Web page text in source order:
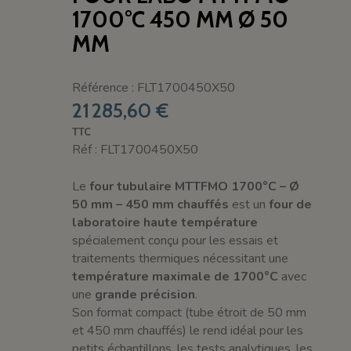
1700°C 450 MM Ø 50
MM
Référence : FLT1700450X50
21 285,60 €
TTC
Réf : FLT1700450X50
Lefour tubulaire MTTFMO 1700°C – Ø
50 mm – 450 mm chauffés est unfour de
laboratoire haute température
spécialement conçu pour les essais et
traitements thermiques nécessitant une
température maximale de 1700°C avec
une grande précision.
Son format compact (tube étroit de 50 mm
et 450 mm chauffés) le rend idéal pour les